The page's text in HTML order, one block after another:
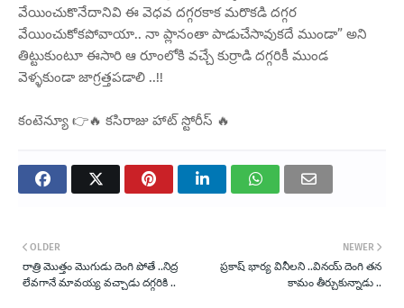
వేయించుకొనేదానివి ఈ వెధవ దగ్గరకాక మరొకడి దగ్గర
వేయించుకోకపోవాయా.. నా ప్లానంతా పాడుచేసావుకదే ముండా” అని
తిట్టుకుంటూ ఈసారి ఆ రూంలోకి వచ్చే కుర్రాడి దగ్గరికీ ముండ
వెళ్ళకుండా జాగ్రత్తపడాలి ..!!
కంటెన్యూ 👉🔥 కసిరాజు హాట్ స్టోరీస్ 🔥
NEWER
ప్రకాష్ భార్య వినీలని ..వినయ్ దెంగి తన
కామం తీర్చుకున్నాడు ..
OLDER
రాత్రి మొత్తం మొగుడు దెంగి పోతే ..నిద్ర
లేవగానే మావయ్య వచ్చాడు దగ్గరికి ..